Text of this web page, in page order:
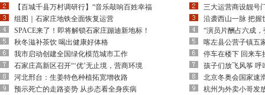
【百城千县万村调研行】“音乐敲响百姓幸福
组图｜石家庄地铁全面恢复运营
SPACE来了！即将解锁石家庄蹦迪新地标！
秋冬滋补茶饮 喝出健康好体格
我市启动创建全国绿化模范城市工作
石家庄高新区召开“‘优’无止境，营商环境
河北邢台：生姜特色种植拓宽增收路
预示死亡的走路姿势 从步态看全身疾病
三大运营商设靓号
沿袭西山一脉 把握
“演员片酬占六成
喀左县公营子镇五
停车在楼下 回来车
孩子们放飞风筝 呼
北京冬奥会国家速
杭州为外卖小哥发